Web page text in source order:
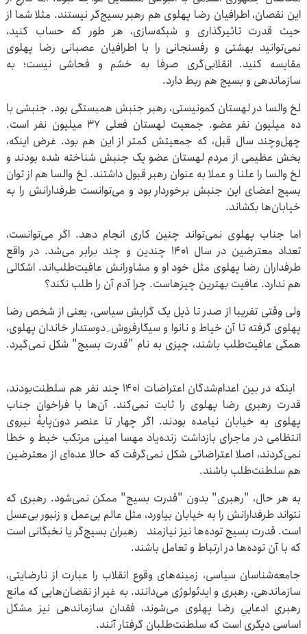
این نقصان، اطرافیان رضا پهلوی هم رهبر بسیج‌گر نیستند. مثلا شما از
حیث قدرت تاثیرگذاری و شبکه‌سازی، هر طور که حساب کنید،
نمی‌توانید بهشتی و رفسنجانی را با اطرافیان عصبانی رضا پهلوی
مقایسه کنید. انقلابی‌گری صرفا به خشم و فحاشی نیست؛ به
سازماندهی و بسیج هم ربط دارد.
لخ والسا در لهستان کمونیستی، رهبر جنبش همبستگی بود. جنبشی با
ده میلیون نفر عضو. جمعیت لهستان فعلی ۳۷ میلیون نفر است.
چهل‌وچند سال قبل، که جمعیتش کمتر از این هم بود. غرض اینکه،
بخش عظیمی از مردم لهستان عضو یک جنبش شناخته شده بودند و
لخ والسا را علنا و عملا به عنوان رهبر قبول داشتند. لخ والسا هم از توان
بسیج اعضای این جنبش برخوردار بود و می‌توانست طرفدارانش را به
خیابان‌ها بکشاند.
اما جناب پهلوی نمی‌تواند چنین کاری انجام دهد. اگر می‌توانست،
تعداد معترضین در سال ۱۴۰۱ چندین و چند برابر می‌شد. در واقع
طرفداران رضا پهلوی مثل خود او و مشاورانش عافیت‌طلب‌اند. اشکالی
هم ندارد. عافیت بهترین چیزهاست. چرا آدم آن را طلب نکند؟
ولی وقتی تقریبا از صدر تا ذیل یک گرایش سیاسی، یعنی از شخص رضا
پهلوی گرفته تا آن خیاط و نانوا و سیگارفروش ِ دوستدار خاندان پهلوی،
همگی عافیت‌طلب باشند، چیزی به نام "قدرت بسیج" شکل نمی‌گیرد.
اینکه در بین اعدام‌شدگان اعتراضات ۱۴۰۱ چند نفر هم سلطنت‌بودند،
قدرت رهبری رضا پهلوی را ثابت نمی‌کند. آن‌ها با فراخوان جناب
پهلوی به خیابان نیامده بودند. اگر چهار تا عنصر دون‌پایۀ نیروی
انتظامی در ماجرای بازداشت زنده‌یاد مهسا امینی مرتکب خبط و خطا
نمی‌کردند، اصلا اعتراضاتی شکل نمی‌گرفت که حالا عده‌ای از معترضین
هم سلطنت‌طلب باشند.
به هر حال، "رهبری" بدون "قدرت بسیج" ممکن نمی‌شود. رهبری که
نتواند طرفدارانش را به خیابان بیاورد، مثل عالم بی‌عمل و زنبور بی‌عسل
است. قدرت بسیج توده‌ها نیز نیازمند رهبران بسیج‌گر یا نخبگانی است
که با آن توده‌ها در ارتباط و تعامل باشند.
جامعه‌شناسان سیاسی، زمینه‌های وقوع انقلاب را عبارت از نارضایتی،
سازماندهی، رهبری و ایدئولوژی می‌دانند. به غیر از نقصان‌هایی که مانع
رهبریِ ادعاییِ رضا پهلوی می‌شوند، فقدان سازماندهی نیز مشکل
اساسی دیگری است که سلطنت‌طلبان گرفتار آنند.